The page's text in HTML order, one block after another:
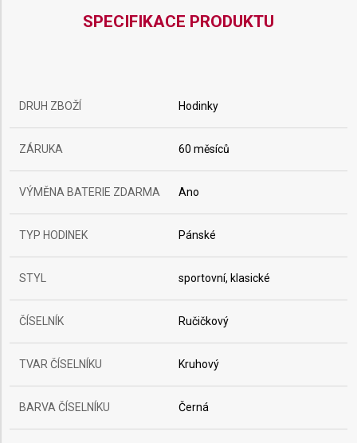
SPECIFIKACE PRODUKTU
DRUH ZBOŽÍ Hodinky
ZÁRUKA 60 měsíců
VÝMĚNA BATERIE ZDARMA Ano
TYP HODINEK Pánské
STYL sportovní, klasické
ČÍSELNÍK Ručičkový
TVAR ČÍSELNÍKU Kruhový
BARVA ČÍSELNÍKU Černá